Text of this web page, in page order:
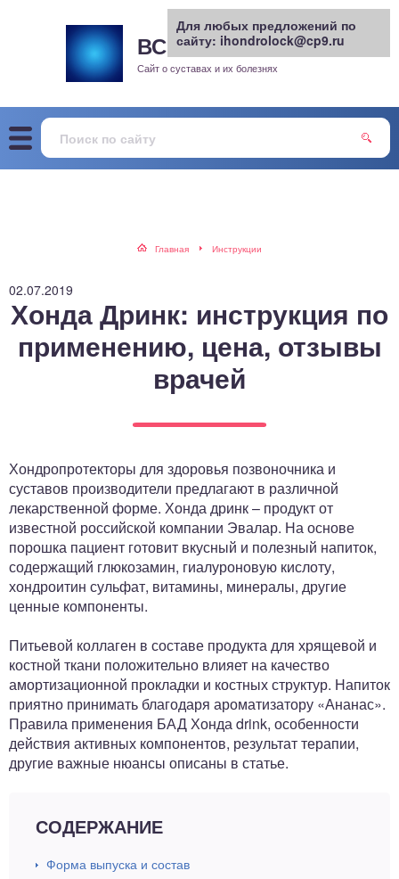
ВСЕ О СУСТАВАХ.РУ
Сайт о суставах и их болезнях
Главная Инструкции
02.07.2019
Хонда Дринк: инструкция по
применению, цена, отзывы
врачей
Хондропротекторы для здоровья позвоночника и
суставов производители предлагают в различной
лекарственной форме. Хонда дринк – продукт от
известной российской компании Эвалар. На основе
порошка пациент готовит вкусный и полезный напиток,
содержащий глюкозамин, гиалуроновую кислоту,
хондроитин сульфат, витамины, минералы, другие
ценные компоненты.
Питьевой коллаген в составе продукта для хрящевой и
костной ткани положительно влияет на качество
амортизационной прокладки и костных структур. Напиток
приятно принимать благодаря ароматизатору «Ананас».
Правила применения БАД Хонда drink, особенности
действия активных компонентов, результат терапии,
другие важные нюансы описаны в статье.
СОДЕРЖАНИЕ
Форма выпуска и состав
Для любых предложений по
сайту: ihondrolock@cp9.ru
сустав